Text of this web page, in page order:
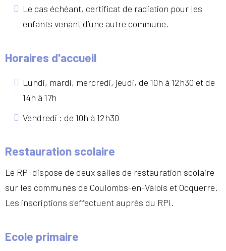
Le cas échéant, certificat de radiation pour les
enfants venant d’une autre commune.
Horaires d'accueil
Lundi, mardi, mercredi, jeudi, de 10h à 12h30 et de
14h à 17h
Vendredi : de 10h à 12h30
Restauration scolaire
Le RPI dispose de deux salles de restauration scolaire
sur les communes de Coulombs-en-Valois et Ocquerre.
Les inscriptions s'effectuent auprès du RPI.
Ecole primaire